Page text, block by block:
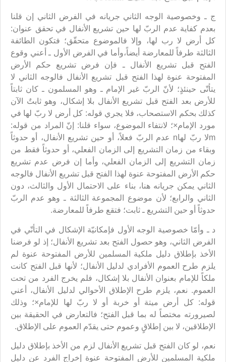
ج ـ وخصوصية الوجه الثاني جريانه في الفرض الثاني إن قلنا
بعدم كفاية عدم الربّ لها حين تشريع الأنفال في تحقق عنوان:
كل أرض لا رب لها، وإلا فالموضوع متحقّق؛ فتكون الطائفة
الثالثة طرفاً للمعارضة أيضاً،وأما في الفرض الأول ـ أعني وقوع
الفتح قبل تشريع الأنفال ـ فإن فرض تشريع حكم الأرض
المفتوحة عنوة لهذا الفتح قبل تشريع الأنفال فالوجه الثاني لا
يتأتّى حينئذٍ؛ لأنّ الربّ غير الإمام ـ وهو المسلمون ـ كان ثابتاً
للأرض بعد الفتح قبل تشريع الأنفال بلا إشكال، وهو ثابتٌ الآن
كذلك بحكم الاستصحاب، فلا يجري قوله: كل أرض لا ربّ لها في
مورد الإمام×؛ لانتفاء الموضوع، سواء قلنا: إنّ المراد من قوله:
mلا ربّ لهاn عدم الربّ فعلاً، أو حين تشريع الأنفال، أو حدوثاً
وبقاء من زمان التشريع إلى الزمان الفعلي، أو حدوثاً فقط من
زمان التشريع إلى الزمان الفعلي، وأما إن فرض عدم تشريع
حكم الأرض المفتوحة عنوة لهذا الفتح قبل تشريع الأنفال فالوجه
الثاني يمكن جريانه هنا، بناء على الاحتمال الأول والثالث، دون
الثاني والرابع؛ لأن موضوع المجموعة الثالثة ـ وهو عدم الربّ
حدوثاً أو حين التشريع ـ ثابت؛ فتقع طرفاً للمعارضة.
د ـ وأمّا خصوصية الوجه الأول فإمكانيّة الإشكال في التأتّي في
الفرض الثاني، وهو حصول الفتح بعد تشريع الأنفال؛ إذ لو فرضنا
الأخذ بإطلاق دليل ملكية المسلمين للأرض المفتوحة عنوة لم
يلزم طرح العموم الأفرادي لدليل الأنفال؛ لأنها قبل الفتح كانت
ملكاً للإمام بعنوان الأنفال بلا إشكال، فلم يخرج الفرد من تحت
العموم. نعم، يلزم طرح الإطلاق الأحوالي لدليل الأنفال، أعني
قوله: كل أرض ميتة أو خربة أو لا ربّ لها للإمام×؛ وذلك
لصيرورته مختصاً له بما قبل الفتح؛ فالتعارض في الحقيقة بين
الإطلاقين، لا بين إطلاقٍ وعموم حتى يقدّم العموم على الإطلاق.
نعم، لو كان الفتح قبل تشريع الأنفال لزم من الأخذ بإطلاق دليل
ملكية المسلمين للأرض المفتوحة عنوة إخراج الفرد عن دليل